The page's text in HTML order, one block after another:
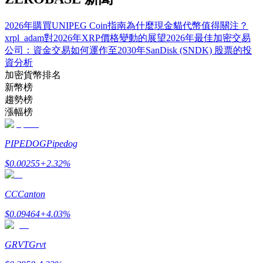
定投理财
2026年購買UNIPEG Coin指南為什麼現金貓代幣值得關注？
xrpl_adam對2026年XRP價格變動的展望2026年最佳加密交易
公司：資金交易如何運作至2030年SanDisk (SNDK) 股票的投
資分析
加密貨幣排名
新幣榜
趨勢榜
漲幅榜
PIPEDOGPipedog
$0.00255+2.32%
CCCanton
$0.09464+4.03%
GRVTGrvt